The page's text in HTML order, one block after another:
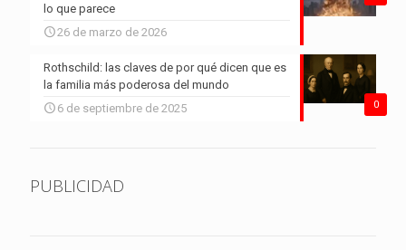
lo que parece
26 de marzo de 2026
0
Rothschild: las claves de por qué dicen que es
la familia más poderosa del mundo
6 de septiembre de 2025
PUBLICIDAD